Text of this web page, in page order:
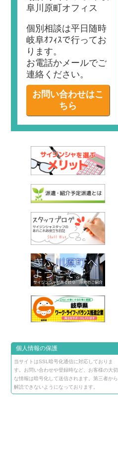
阜川原町オフィス
個別相談は平日随時
岐阜ｵﾌｨｽで行ってお
ります。
お電話かメールでご
連絡ください。
お問い合わせはこ
ちら
個人情報の保護
当サイトはSSL暗号化通信に対応しておりま
す。お問い合わせや登録時など、お客様の大切
な情報は暗号化して送信されます。第三者から
解読できないようになっております。